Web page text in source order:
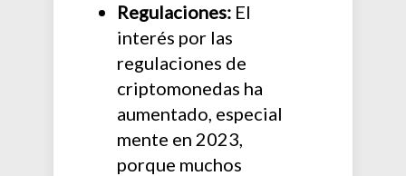
Regulaciones: El
interés por las
regulaciones de
criptomonedas ha
aumentado, especial
mente en 2023,
porque muchos